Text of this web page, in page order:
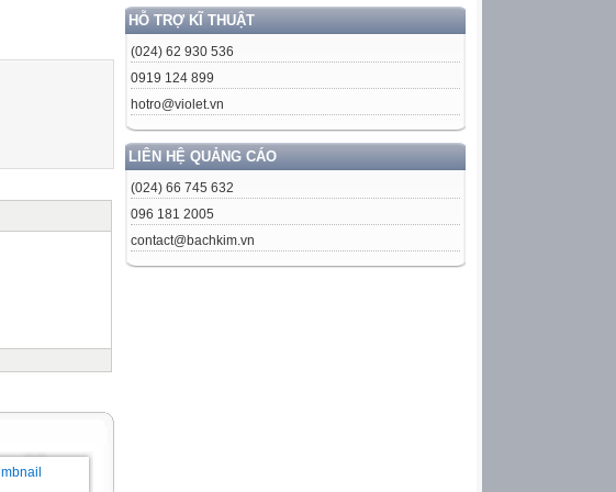
HỖ TRỢ KĨ THUẬT
(024) 62 930 536
0919 124 899
hotro@violet.vn
LIÊN HỆ QUẢNG CÁO
(024) 66 745 632
096 181 2005
contact@bachkim.vn